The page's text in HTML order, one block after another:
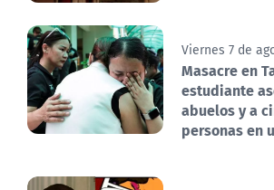
Viernes 7 de
Masacre en
estudiante
abuelos y a
personas en